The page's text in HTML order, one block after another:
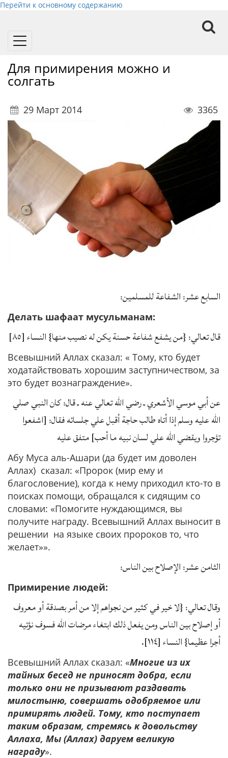
Перейти к основному содержанию
Toggle
Для примирения можно и
солгать
29 Март 2014 3365
السابع عشر: الشفاعة للمسلمين:
Делать шафаат мусульманам:
قال تعالي: {من يشفع شفاعة حسنة يكن له نصيب منها} النساء [٨٥]
Всевышний Аллах сказал: « Тому, кто будет
ходатайствовать хорошим заступничеством, за
это будет вознаграждение».
عن أبي موسي الأشعري ـ رضي الله تعالي عنه ـ قال: كان النبي صلي
الله عليه وسلم إذا أتاه طالب حاجة أقبل علي جلسائه فقال: [اشفعوا
تؤجروا ويقضي الله علي لسان نبيه ما أحب] متفق عليه
Абу Муса аль-Ашари (да будет им доволен
Аллах) сказал: «Пророк (мир ему и
благословение), когда к нему приходил кто-то в
поисках помощи, обращался к сидящим со
словами: «Помогите нуждающимся, вы
получите награду. Всевышний Аллах выносит в
решении на языке своих пророков то, что
желает»».
الثامن عشر: الإصلاح بين الناس:
Примирение людей:
وقال تعالي: {لا خير في كثير من نجواهم إلا من أمر بصدقة أو معروف
أو إصلاح بين الناس ومن يفعل ذلك ابتغاء مرضات الله فسوف نؤتيه
أجرا عظيما} النساء [١١٤].
Всевышний Аллах сказал: «Многие из их
тайных бесед не приносят добра, если
только они не призывают раздавать
милостыню, совершать одобряемое или
примирять людей. Тому, кто поступает
таким образам, стремясь к довольству
Аллаха, Мы (Аллах) даруем великую
награду».